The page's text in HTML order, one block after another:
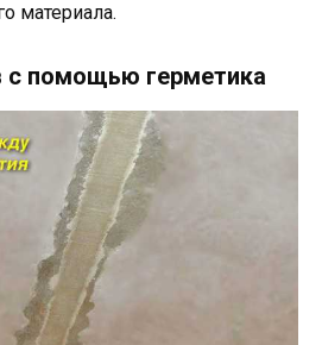
материала.
с помощью герметика